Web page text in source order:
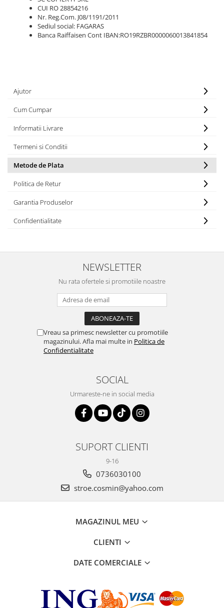
Voucher cadouCUI RO 28854216
Nr. Reg.Com. J08/1191/2011
Sediul social: FAGARAS
Banca Raiffaisen Cont IBAN:RO19RZBR0000060013841854
Ajutor
Cum Cumpar
Informatii Livrare
Termeni si Conditii
Metode de Plata
Politica de Retur
Garantia Produselor
Confidentialitate
NEWSLETTER
Nu rata ofertele si promotiile noastre
Vreau sa primesc newsletter cu promotiile
magazinului. Afla mai multe in Politica de
Confidentialitate
SOCIAL
Urmareste-ne in social media
SUPORT CLIENTI
9-16
0736030100
stroe.cosmin@yahoo.com
MAGAZINUL MEU
CLIENTI
DATE COMERCIALE